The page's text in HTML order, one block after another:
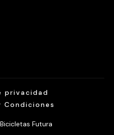
Futura
privacidad
Condiciones